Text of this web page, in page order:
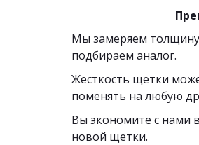
Мы замеряем
подбираем аналог.
Жесткость щетки
поменять на любую
Вы экономите с нами
новой щетки.